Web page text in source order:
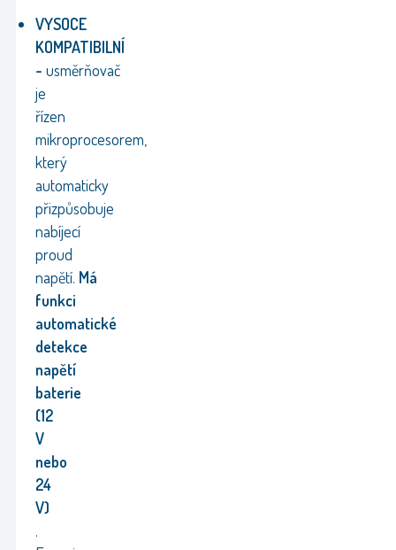
VYSOCE
KOMPATIBILNÍ
- usměrňovač
je
řízen
mikroprocesorem,
který
automaticky
přizpůsobuje
nabíjecí
proud
napětí. Má
funkci
automatické
detekce
napětí
baterie
(12
V
nebo
24
V)
.